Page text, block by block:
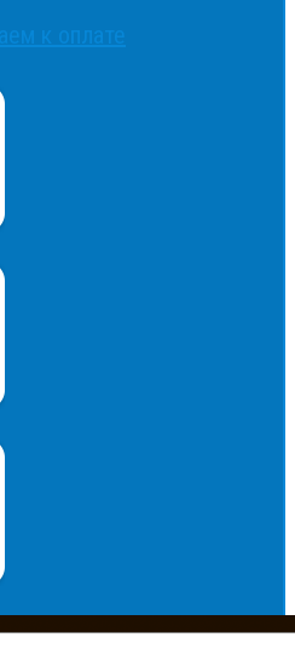
к оплате